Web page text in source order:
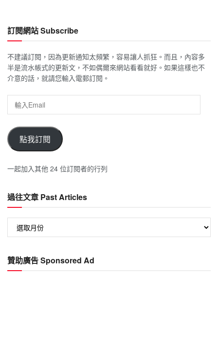
訂閱網站 Subscribe
不建議訂閱，因為更新通知太頻繁，容易讓人抓狂。而且，內容多
半是流水帳式的更新文，不如偶爾來網站看看就好。如果這樣也不
介意的話，就請您輸入電郵訂閱。
點我訂閱
一起加入其他 24 位訂閱者的行列
過往文章 Past Articles
章
Past
贊助廣告 Sponsored Ad